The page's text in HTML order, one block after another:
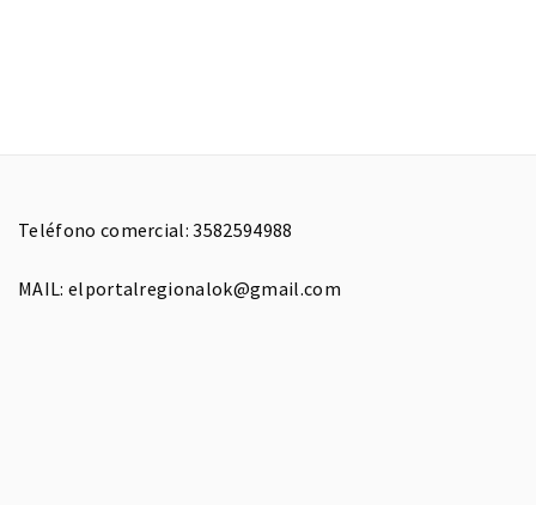
Teléfono comercial: 3582594988
MAIL: elportalregionalok@gmail.com